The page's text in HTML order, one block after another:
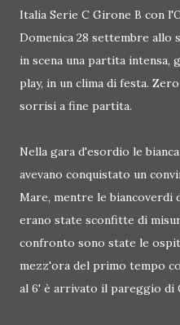
Italia Serie C Girone B con
Domenica 28 settembre allo
in scena una partita intensa,
play, in un clima di festa.
sorrisi a fine partita.
Nella gara d'esordio le
avevano conquistato un
Mare, mentre le biancoverdi
erano state sconfitte di
confronto sono state le
mezz'ora del primo tempo
al 6' è arrivato il pareggio di